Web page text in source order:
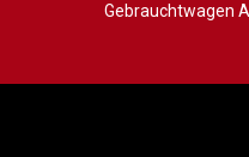
Gebrauchtwagen